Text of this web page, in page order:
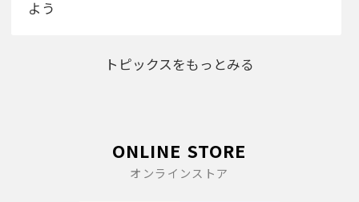
よう
トピックスをもっとみる
ONLINE STORE
オンラインストア